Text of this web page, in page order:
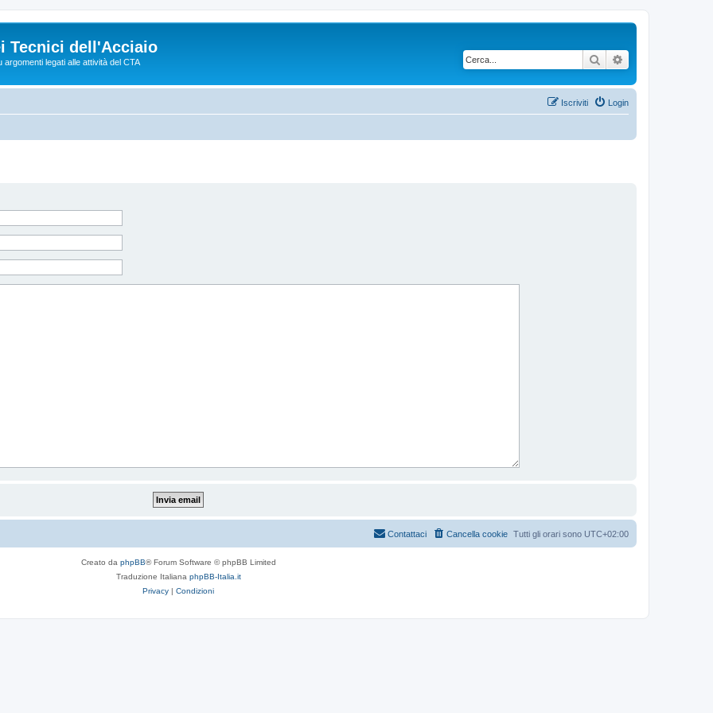
Tecnici dell'Acciaio
legati alle attività del CTA Cerca
Login
Iscriviti
Tutti gli orari sono UTC+02:00
Cancella cookie
Contattaci
Creato da phpBB® Forum Software © phpBB Limited
Traduzione Italiana phpBB-Italia.it
Privacy | Condizioni